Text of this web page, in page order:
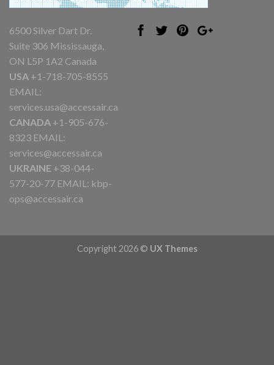
6500 Silver Dart Dr.
Suite 306 Mississauga,
ON L5P 1A2 Canada
USA +1-718-705-8555
EMAIL:
services.usa@accessair.ca
CANADA +1-905-676-
8323 EMAIL:
services@accessair.ca
UKRAINE +38-044-
577-20-77 EMAIL: kbp-
ops@accessair.ca
Copyright 2026 © UX Themes